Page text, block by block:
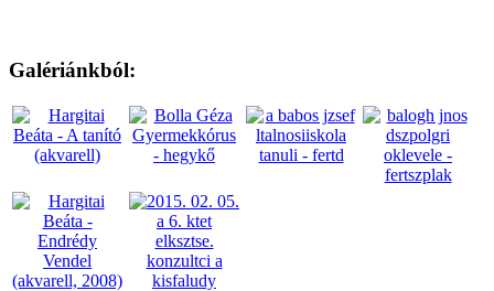
Galériánkból: